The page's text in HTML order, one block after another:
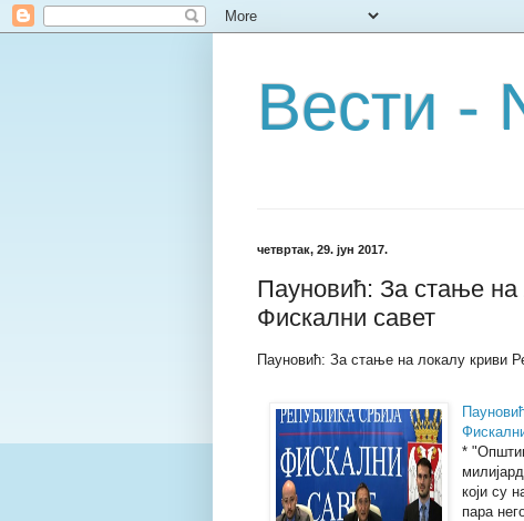
Вести -
четвртак, 29. јун 2017.
Пауновић: За стање
Фискални савет
Пауновић: За стање на локалу криви
*
који су
пара